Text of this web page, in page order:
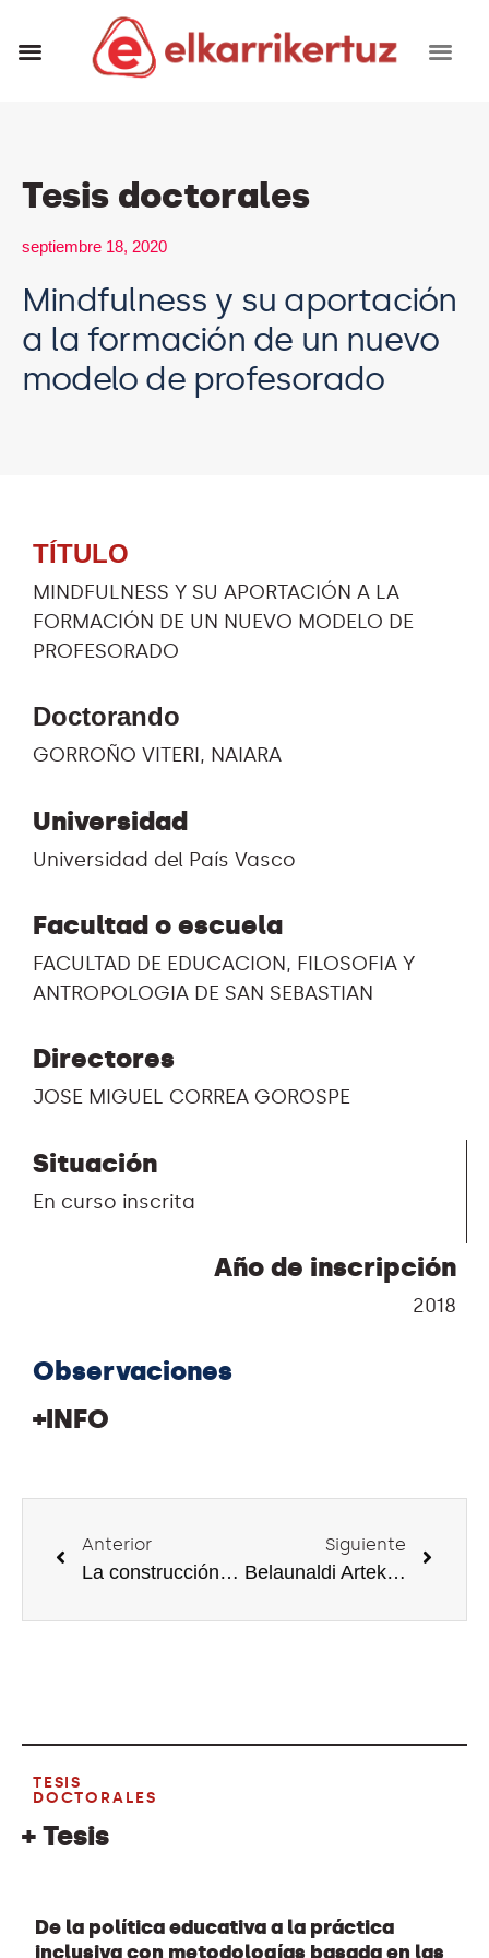
Tesis doctorales
septiembre 18, 2020
Mindfulness y su aportación
a la formación de un nuevo
modelo de profesorado
TÍTULO
MINDFULNESS Y SU APORTACIÓN A LA
FORMACIÓN DE UN NUEVO MODELO DE
PROFESORADO
Doctorando
GORROÑO VITERI, NAIARA
Universidad
Universidad del País Vasco
Facultad o escuela
FACULTAD DE EDUCACION, FILOSOFIA Y
ANTROPOLOGIA DE SAN SEBASTIAN
Directores
JOSE MIGUEL CORREA GOROSPE
Situación
En curso inscrita
Año de inscripción
2018
Observaciones
+INFO
Anterior
La construcción colectiva del conocimiento comunitario a través de las historias orales para la creación de materiales didácticos digitales
Siguiente
Belaunaldi Arteko Esperientziak Aztergai:
TESIS
DOCTORALES
+ Tesis
De la política educativa a la práctica
inclusiva con metodologías basada en las